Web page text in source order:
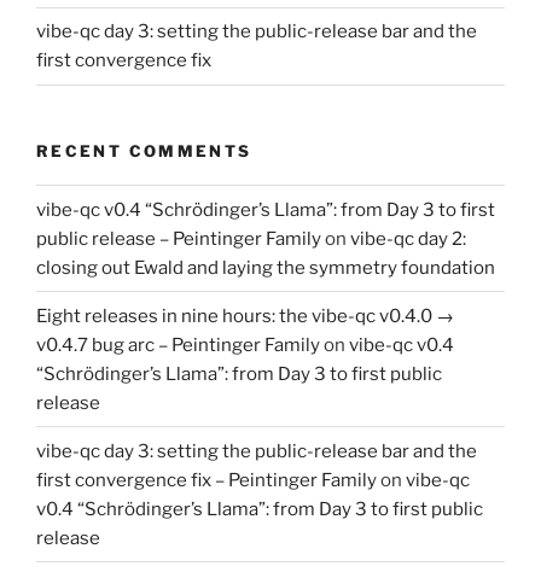
vibe-qc day 3: setting the public-release bar and the
first convergence fix
RECENT COMMENTS
vibe-qc v0.4 “Schrödinger’s Llama”: from Day 3 to first
public release – Peintinger Familyon vibe-qc day 2:
closing out Ewald and laying the symmetry foundation
Eight releases in nine hours: the vibe-qc v0.4.0 →
v0.4.7 bug arc – Peintinger Familyon vibe-qc v0.4
“Schrödinger’s Llama”: from Day 3 to first public
release
vibe-qc day 3: setting the public-release bar and the
first convergence fix – Peintinger Familyon vibe-qc
v0.4 “Schrödinger’s Llama”: from Day 3 to first public
release